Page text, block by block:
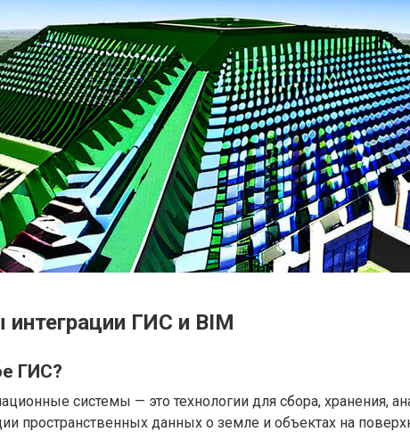
ГИС и BIM
ГИС?
системы — это технологии для сбора, хранения,
пространственных данных о земле и объектах на